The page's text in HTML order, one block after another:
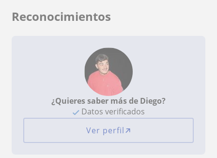
Reconocimientos
¿Quieres saber más de Diego?
Datos verificados
Ver perfil